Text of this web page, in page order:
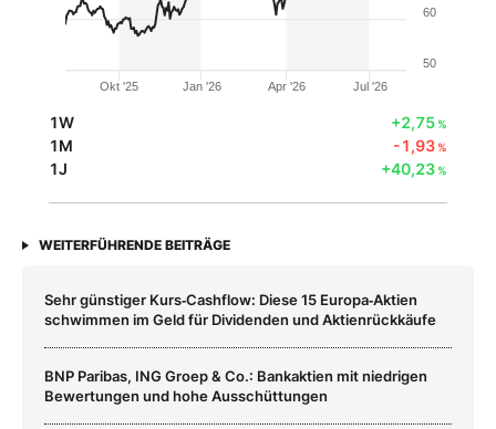
Okt '25 Jan '26 Apr '26 Jul '26
50
60
1W +2,75%
1M -1,93%
1J +40,23%
WEITERFÜHRENDE BEITRÄGE
Sehr günstiger Kurs‑Cashflow: Diese 15 Europa‑Aktien
schwimmen im Geld für Dividenden und Aktienrückkäufe
BNP Paribas, ING Groep & Co.: Bankaktien mit niedrigen
Bewertungen und hohe Ausschüttungen